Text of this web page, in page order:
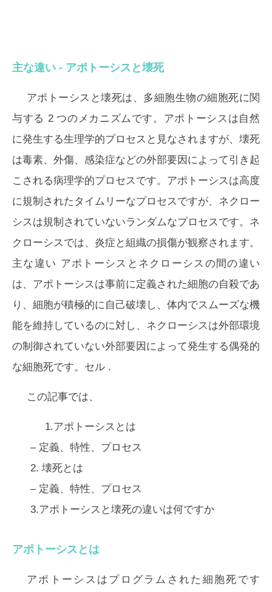
主な違い - アポトーシスと壊死
アポトーシスと壊死は、多細胞生物の細胞死に関
与する 2 つのメカニズムです。アポトーシスは自然
に発生する生理学的プロセスと見なされますが、壊死
は毒素、外傷、感染症などの外部要因によって引き起
こされる病理学的プロセスです。アポトーシスは高度
に規制されたタイムリーなプロセスですが、ネクロー
シスは規制されていないランダムなプロセスです。ネ
クローシスでは、炎症と組織の損傷が観察されます。
主な違い アポトーシスとネクローシスの間の違い
は、 アポトーシスは事前に定義された細胞の自殺であ
り、細胞が積極的に自己破壊し、体内でスムーズな機
能を維持しているのに対し、ネクローシスは外部環境
の制御されていない外部要因によって発生する偶発的
な細胞死です。セル .
この記事では、
1.アポトーシスとは
– 定義、特性、プロセス
2. 壊死とは
– 定義、特性、プロセス
3.アポトーシスと壊死の違いは何ですか
アポトーシスとは
アポトーシスは プログラムされた細胞死 です